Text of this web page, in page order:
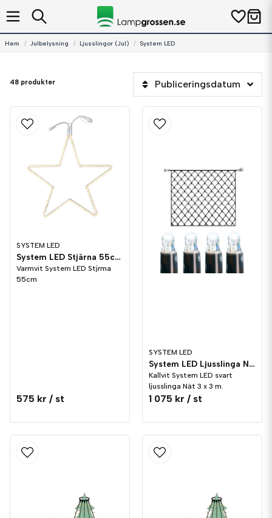
Hem Julbelysning Ljusslingor (Jul) System LED
48 produkter Publiceringsdatum
SYSTEM LED
System LED Stjärna 55cm Varmvit
Varmvit System LED Stjrma
55cm
575 kr / st
SYSTEM LED
System LED Ljusslinga Nät 3 m Svart Kallvit
Kallvit System LED svart
ljusslinga Nät 3 x 3 m.
1 075 kr / st